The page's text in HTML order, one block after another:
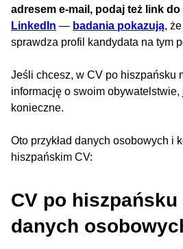
adresem e-mail, podaj też link
LinkedIn — badania pokazują,
sprawdza profil kandydata na tym
Jeśli chcesz, w CV po hiszpańsku
informację o swoim
konieczne.
Oto przykład danych osobowych i
hiszpańskim CV:
CV po
danych